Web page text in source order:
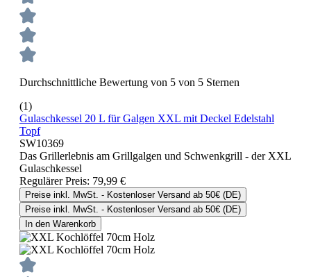
Durchschnittliche Bewertung von 5 von 5 Sternen
(1)
Gulaschkessel 20 L für Galgen XXL mit Deckel Edelstahl
Topf
SW10369
Das Grillerlebnis am Grillgalgen und Schwenkgrill - der XXL
Gulaschkessel
Regulärer Preis: 79,99 €
Preise inkl. MwSt. - Kostenloser Versand ab 50€ (DE)
Preise inkl. MwSt. - Kostenloser Versand ab 50€ (DE)
In den Warenkorb